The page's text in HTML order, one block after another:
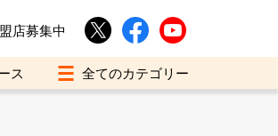
店募集中
ス